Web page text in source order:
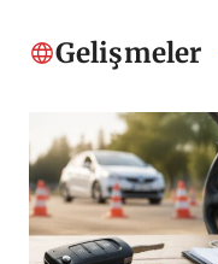
Gelişmeler